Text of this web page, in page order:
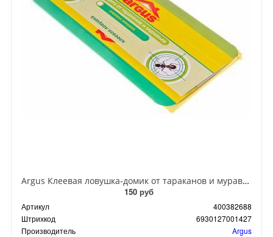
Argus Клеевая ловушка-домик от тараканов и муравьев
150 руб
Артикул
400382688
Штрихкод
6930127001427
Производитель
Argus